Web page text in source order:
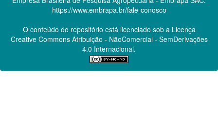
https://www.embrapa.br/fale-conosco
O conteúdo do repositório está licenciado sob a Licença
Creative CommonsAtribuição - NãoComercial - SemDerivações
4.0 Internacional.